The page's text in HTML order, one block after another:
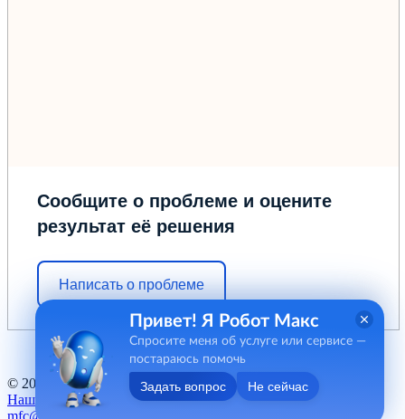
Сообщите о проблеме и оцените
результат её решения
Написать о проблеме
© 2012 - 2026 ГБУ "МФЦ" Курганской области
Наш баннер
mfc@kurganobl.ru
Привет! Я Робот Макс
Спросите меня об услуге или сервисе —
постараюсь помочь
Задать вопрос Не сейчас